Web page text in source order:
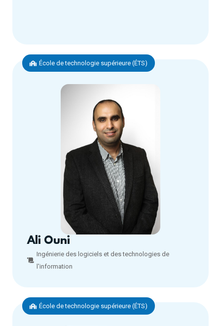
École de technologie supérieure (ÉTS)
Ali Ouni
Ingénierie des logiciels et des technologies de
l'information
École de technologie supérieure (ÉTS)